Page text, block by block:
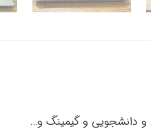
دانشجویی و گیمینگ و…